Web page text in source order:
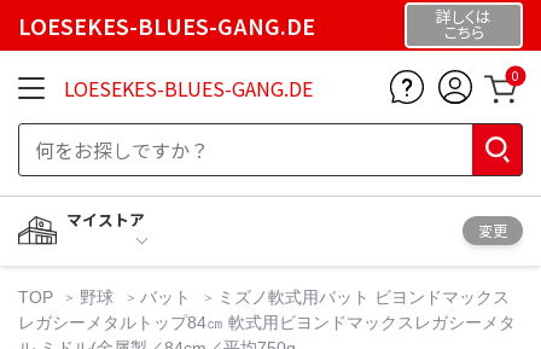
LOESEKES-BLUES-GANG.DE 詳しくは
こちら
LOESEKES-BLUES-GANG.DE 0
マイストア
変更
TOP 野球 バット
ミズノ軟式用バット ビヨンドマックス
レガシーメタルトップ84㎝ 軟式用ビヨンドマックスレガシーメタ